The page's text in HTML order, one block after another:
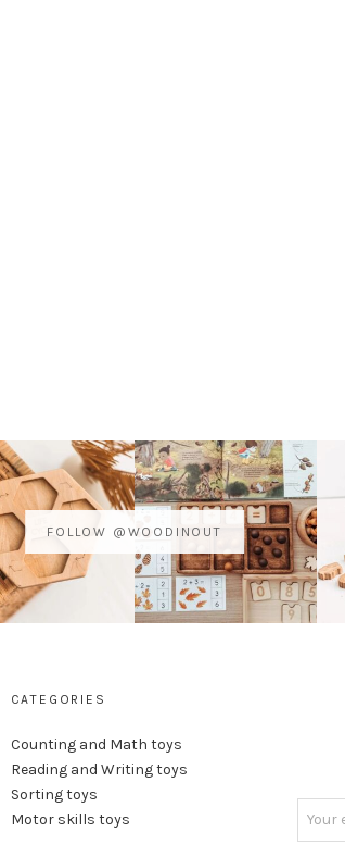
FOLLOW @WOODINOUT
CATEGORIES
Counting and Math toys
Reading and Writing toys
Sorting toys
Motor skills toys